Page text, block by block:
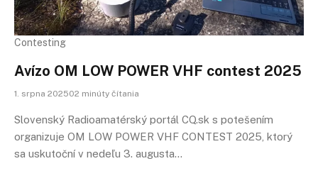
Contesting
Avízo OM LOW POWER VHF contest 2025
1. srpna 202502 minúty čítania
Slovenský Radioamatérský portál CQ.sk s potešením
organizuje OM LOW POWER VHF CONTEST 2025, ktorý
sa uskutoční v nedeľu 3. augusta…